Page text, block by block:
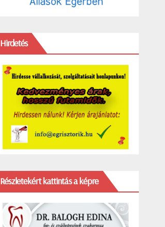
Hirdetés
Részletekért kattintás a képre